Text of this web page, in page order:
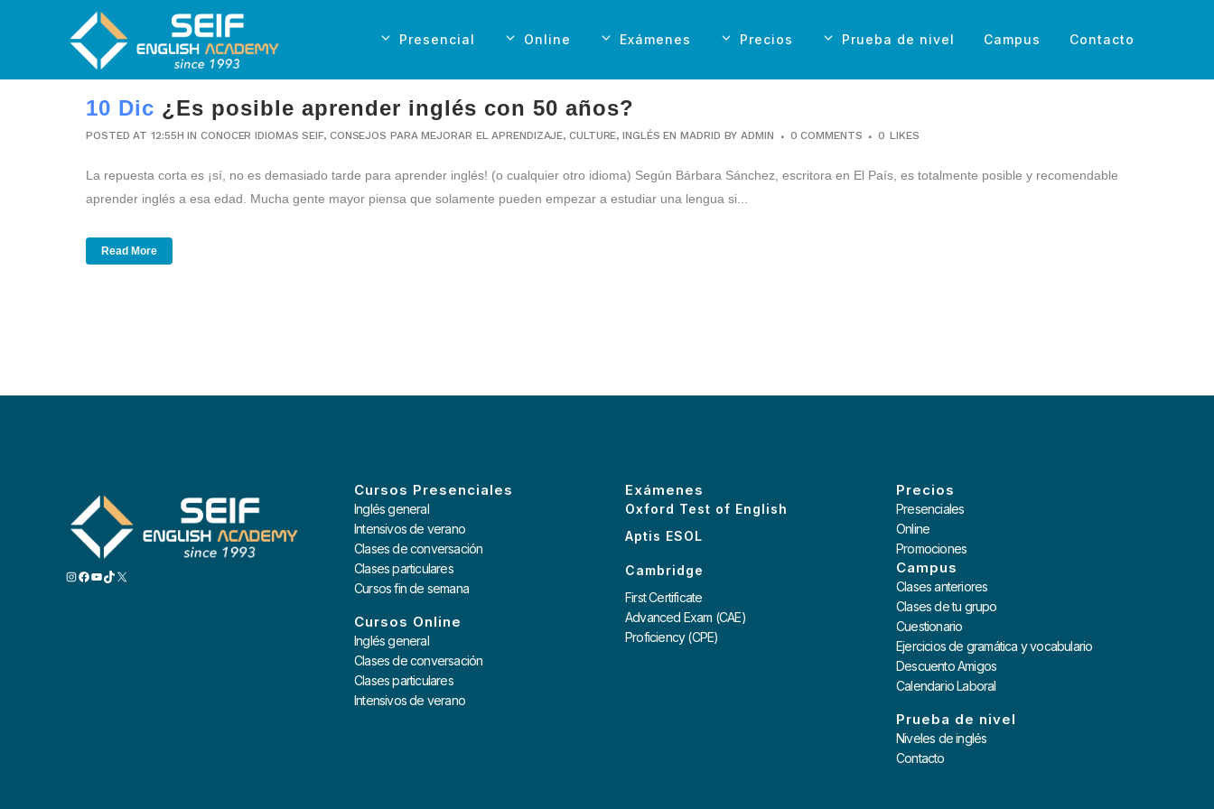
Presencial Online Exámenes Precios Prueba de nivel Campus Contacto
10 Dic ¿Es posible aprender inglés con 50 años?
POSTED AT 12:55H INCONOCER IDIOMAS SEIF, CONSEJOS PARA MEJORAR EL APRENDIZAJE,CULTURE,INGLÉS EN MADRID BYADMIN 0 COMMENTS 0 LIKES
La repuesta corta es ¡sí, no es demasiado tarde para aprender inglés! (o cualquier otro idioma) Según Bárbara Sánchez, escritora en El País, es totalmente posible y recomendable
aprender inglés a esa edad. Mucha gente mayor piensa que solamente pueden empezar a estudiar una lengua si...
Read More
INSTAGRAM
FACEBOOK
YOUTUBE
TIKTOK
X
Cursos Presenciales
Inglés general
Intensivos de verano
Clases de conversación
Clases particulares
Cursos fin de semana
Cursos Online
Inglés general
Clases de conversación
Clases particulares
Intensivos de verano
Exámenes
Oxford Test of English
Aptis ESOL
Cambridge
First Certificate
Advanced Exam (CAE)
Proficiency (CPE)
Precios
Presenciales
Online
Promociones
Campus
Clases anteriores
Clases de tu grupo
Cuestionario
Ejercicios de gramática y vocabulario
Descuento Amigos
Calendario Laboral
Prueba de nivel
Niveles de inglés
Contacto